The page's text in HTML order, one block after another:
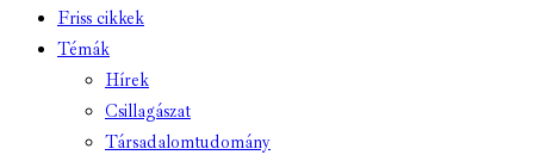
Friss cikkek
Témák
Hírek
Csillagászat
Társadalomtudomány